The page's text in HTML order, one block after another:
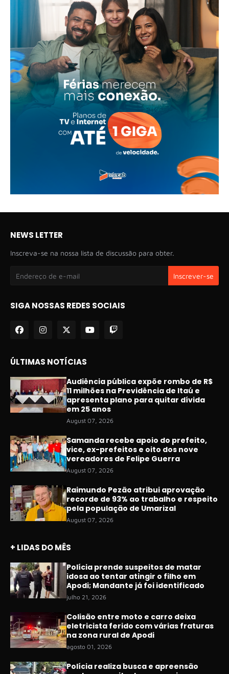
NEWS LETTER
Inscreva-se na nossa lista de discussão para obter.
SIGA NOSSAS REDES SOCIAIS
ÚLTIMAS NOTÍCIAS
Audiência pública expõe rombo de R$
11 milhões na Previdência de Itaú e
apresenta plano para quitar dívida
em 25 anos
August 07, 2026
Samanda recebe apoio do prefeito,
vice, ex-prefeitos e oito dos nove
vereadores de Felipe Guerra
August 07, 2026
Raimundo Pezão atribui aprovação
recorde de 93% ao trabalho e respeito
pela população de Umarizal
August 07, 2026
+ LIDAS DO MÊS
Polícia prende suspeitos de matar
idosa ao tentar atingir o filho em
Apodi; Mandante já foi identificado
julho 21, 2026
Colisão entre moto e carro deixa
eletricista ferido com várias fraturas
na zona rural de Apodi
agosto 01, 2026
Polícia realiza busca e apreensão